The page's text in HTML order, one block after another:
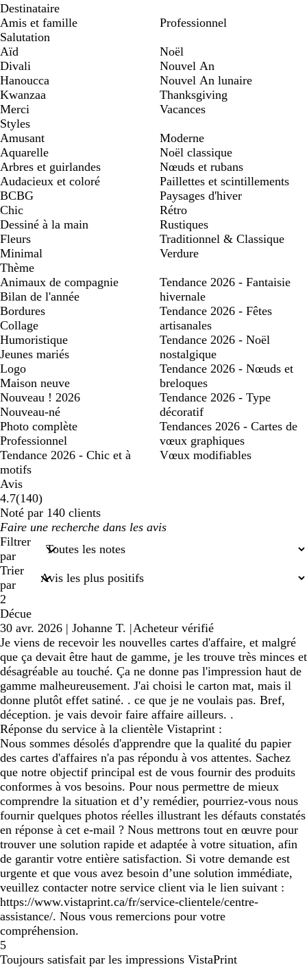
Destinataire
Amis et famille
Professionnel
Salutation
Aïd
Divali
Hanoucca
Kwanzaa
Merci
Noël
Nouvel An
Nouvel An lunaire
Thanksgiving
Vacances
Styles
Amusant
Aquarelle
Arbres et guirlandes
Audacieux et coloré
BCBG
Chic
Dessiné à la main
Fleurs
Minimal
Moderne
Noël classique
Nœuds et rubans
Paillettes et scintillements
Paysages d'hiver
Rétro
Rustiques
Traditionnel & Classique
Verdure
Thème
Animaux de compagnie
Bilan de l'année
Bordures
Collage
Humoristique
Jeunes mariés
Logo
Maison neuve
Nouveau ! 2026
Nouveau-né
Photo complète
Professionnel
Tendance 2026 - Chic et à
motifs
Tendance 2026 - Fantaisie
hivernale
Tendance 2026 - Fêtes
artisanales
Tendance 2026 - Noël
nostalgique
Tendance 2026 - Nœuds et
breloques
Tendance 2026 - Type
décoratif
Tendances 2026 - Cartes de
vœux graphiques
Vœux modifiables
Avis
4.7(140140
avis
)
Noté par 140 clients
Mes
saisies
de
recherche
Filtrer
par
Trier
par
2
Décue
30 avr. 2026 | Johanne T. |Acheteur vérifié
Je viens de recevoir les nouvelles cartes d'affaire, et malgré
que ça devait être haut de gamme, je les trouve très minces et
désagréable au touché. Ça ne donne pas l'impression haut de
gamme malheureusement. J'ai choisi le carton mat, mais il
donne plutôt effet satiné. . ce que je ne voulais pas. Bref,
déception. je vais devoir faire affaire ailleurs. .
Réponse du service à la clientèle Vistaprint :
Nous sommes désolés d'apprendre que la qualité du papier
des cartes d'affaires n'a pas répondu à vos attentes. Sachez
que notre objectif principal est de vous fournir des produits
conformes à vos besoins. Pour nous permettre de mieux
comprendre la situation et d’y remédier, pourriez-vous nous
fournir quelques photos réelles illustrant les défauts constatés
en réponse à cet e-mail ? Nous mettrons tout en œuvre pour
trouver une solution rapide et adaptée à votre situation, afin
de garantir votre entière satisfaction. Si votre demande est
urgente et que vous avez besoin d’une solution immédiate,
veuillez contacter notre service client via le lien suivant :
https://www.vistaprint.ca/fr/service-clientele/centre-
assistance/. Nous vous remercions pour votre
compréhension.
5
Toujours satisfait par les impressions VistaPrint